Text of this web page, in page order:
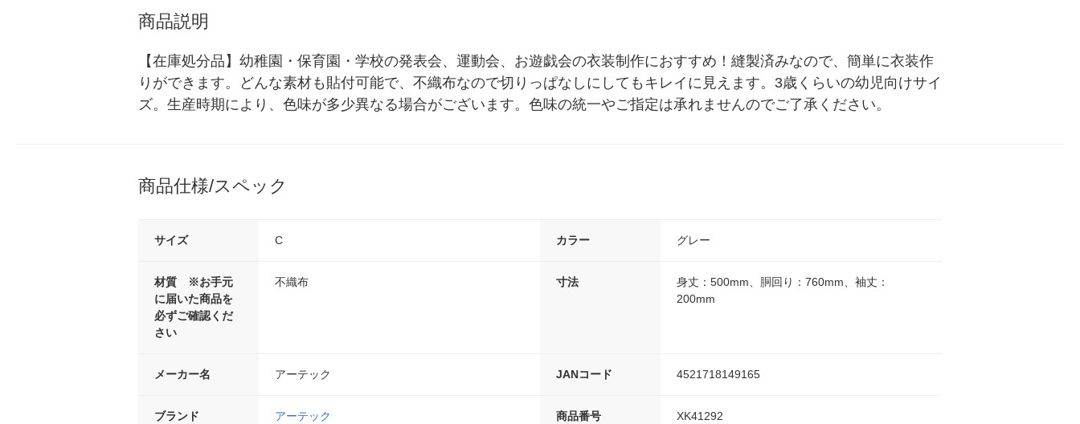
商品説明
【在庫処分品】幼稚園・保育園・学校の発表会、運動会、お遊戯会の衣装制作におすすめ！縫製済みなので、簡単に衣装作
りができます。どんな素材も貼付可能で、不織布なので切りっぱなしにしてもキレイに見えます。3歳くらいの幼児向けサイ
ズ。生産時期により、色味が多少異なる場合がございます。色味の統一やご指定は承れませんのでご了承ください。
商品仕様/スペック
サイズ C カラー グレー
材質 ※お手元
に届いた商品を
必ずご確認くだ
さい
不織布 寸法
身丈：500mm、胴回り：760mm、袖丈：
200mm
メーカー名 アーテック JANコード 4521718149165
ブランド アーテック 商品番号 XK41292